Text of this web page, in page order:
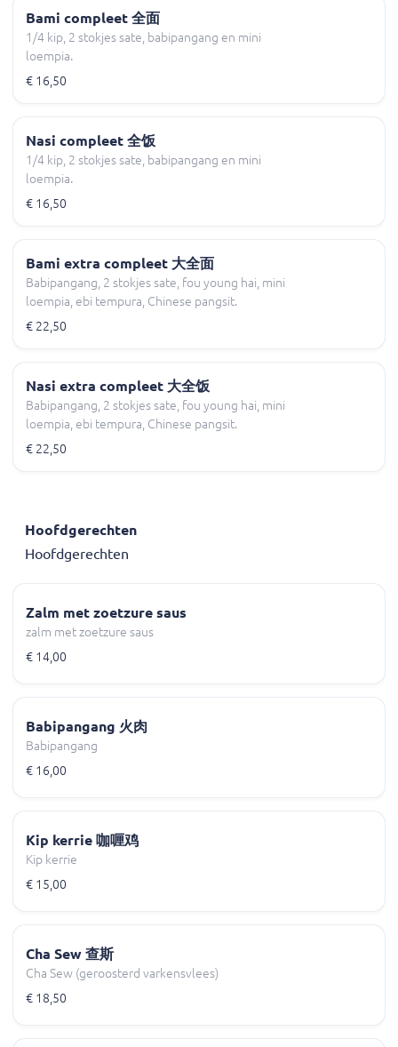
Bami compleet 全面
1/4 kip, 2 stokjes sate, babipangang en mini
loempia.
€ 16,50
Nasi compleet 全饭
1/4 kip, 2 stokjes sate, babipangang en mini
loempia.
€ 16,50
Bami extra compleet 大全面
Babipangang, 2 stokjes sate, fou young hai, mini
loempia, ebi tempura, Chinese pangsit.
€ 22,50
Nasi extra compleet 大全饭
Babipangang, 2 stokjes sate, fou young hai, mini
loempia, ebi tempura, Chinese pangsit.
€ 22,50
Hoofdgerechten
Hoofdgerechten
Zalm met zoetzure saus
zalm met zoetzure saus
€ 14,00
Babipangang 火肉
Babipangang
€ 16,00
Kip kerrie 咖喱鸡
Kip kerrie
€ 15,00
Cha Sew 查斯
Cha Sew (geroosterd varkensvlees)
€ 18,50